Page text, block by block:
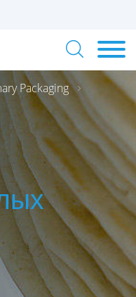
Packaging